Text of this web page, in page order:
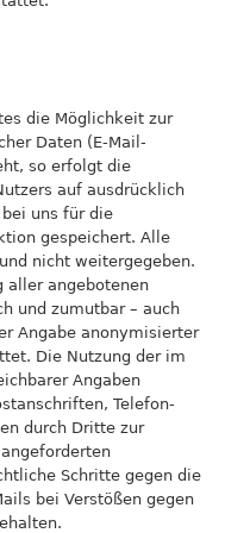
die Möglichkeit zur
Daten (E-Mail-
so erfolgt die
auf ausdrücklich
uns für die
gespeichert. Alle
nicht weitergegeben.
aller angebotenen
und zumutbar – auch
Angabe anonymisierter
Die Nutzung der im
Angaben
Telefon-
durch Dritte zur
Schritte gegen die
bei Verstößen gegen